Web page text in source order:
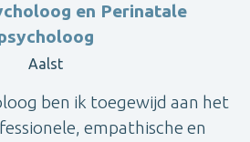
en Perinatale
Aalst
ben ik toegewijd aan het
empathische en